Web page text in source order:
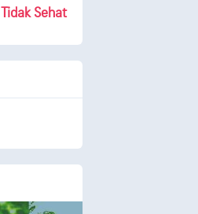
Tidak Sehat